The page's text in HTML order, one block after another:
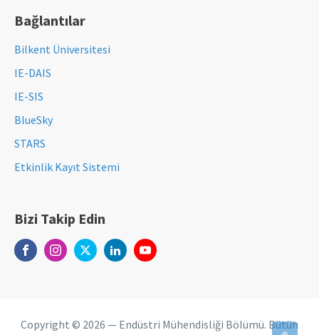
Bağlantılar
Bilkent Üniversitesi
IE-DAIS
IE-SIS
BlueSky
STARS
Etkinlik Kayıt Sistemi
Bizi Takip Edin
Copyright © 2026 — Endüstri Mühendisliği Bölümü. Bütün